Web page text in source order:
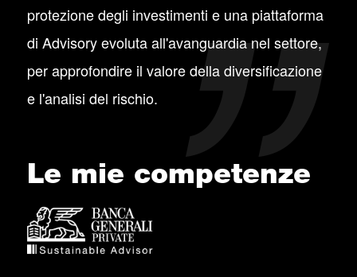
protezione degli investimenti e una piattaforma
di Advisory evoluta all'avanguardia nel settore,
per approfondire il valore della diversificazione
e l'analisi del rischio.
Le mie competenze